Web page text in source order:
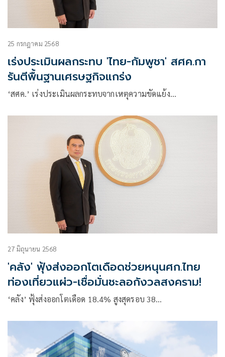
25 กรกฎาคม 2568
เร่งประเมินผลกระทบ 'ไทย-กัมพูชา' สศค.กา
รันตีพื้นฐานเศรษฐกิจแกร่ง
‘สศค.’ เร่งประเมินผลกระทบจากเหตุความขัดแย้ง…
27 มิถุนายน 2568
'คลัง' ฟุ้งส่งออกโตเดือดช่วยหนุนศก.ไทย
ท่องเที่ยวแผ่ว-เชื่อมั่นชะลอกังวลสงคราม!
‘คลัง’ ฟุ้งส่งออกโตเดือด 18.4% สูงสุดรอบ 38…